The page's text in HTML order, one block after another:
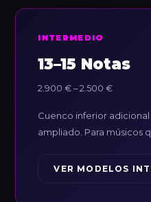
INTERMEDIO
13–15 Notas
2.900 € – 2.500 €
Cuenco inferior
ampliado. Para músicos
VER MODELOS